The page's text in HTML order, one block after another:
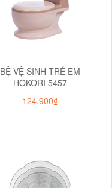
BỆ VỆ SINH TRẺ EM
HOKORI 5457
124.900₫